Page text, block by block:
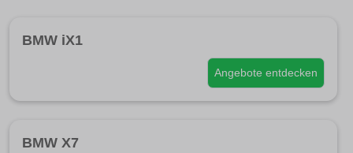
BMW iX1
Angebote entdecken
BMW X7